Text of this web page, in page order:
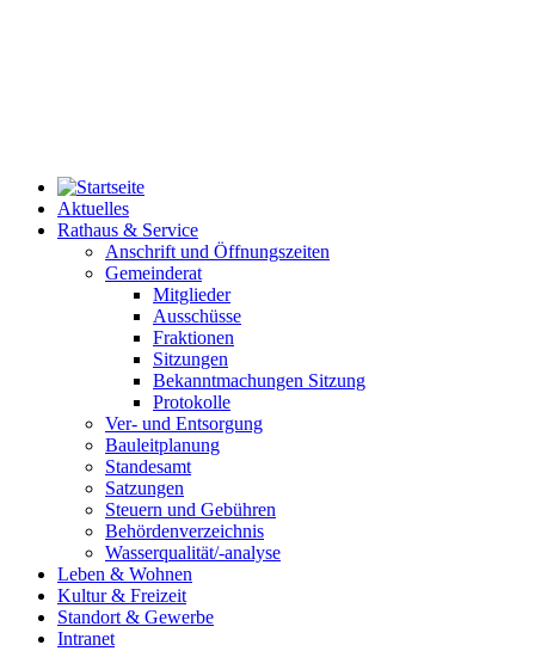
Aktuelles
Rathaus & Service
Anschrift und Öffnungszeiten
Gemeinderat
Mitglieder
Ausschüsse
Fraktionen
Sitzungen
Bekanntmachungen Sitzung
Protokolle
Ver- und Entsorgung
Bauleitplanung
Standesamt
Satzungen
Steuern und Gebühren
Behördenverzeichnis
Wasserqualität/-analyse
Leben & Wohnen
Kultur & Freizeit
Standort & Gewerbe
Intranet